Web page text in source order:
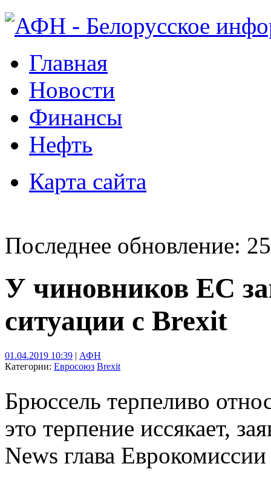
Главная
Новости
Финансы
Нефть
Карта сайта
Последнее обновление:
У чиновников ЕС
ситуации с Brexit
01.04.2019 10:39 | АФН
Категории: Евросоюз Brexit
Брюссель терпеливо
это терпение иссякает,
News глава